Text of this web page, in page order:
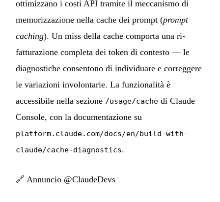
ottimizzano i costi API tramite il meccanismo di
memorizzazione nella cache dei prompt (prompt
caching). Un miss della cache comporta una ri-
fatturazione completa dei token di contesto — le
diagnostiche consentono di individuare e correggere
le variazioni involontarie. La funzionalità è
accessibile nella sezione /usage/cache di Claude
Console, con la documentazione su
platform.claude.com/docs/en/build-with-
claude/cache-diagnostics.
🔗 Annuncio @ClaudeDevs